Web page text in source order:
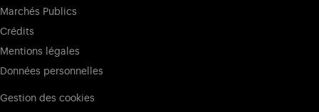
Marchés Publics
Crédits
Mentions légales
Données personnelles
Gestion des cookies